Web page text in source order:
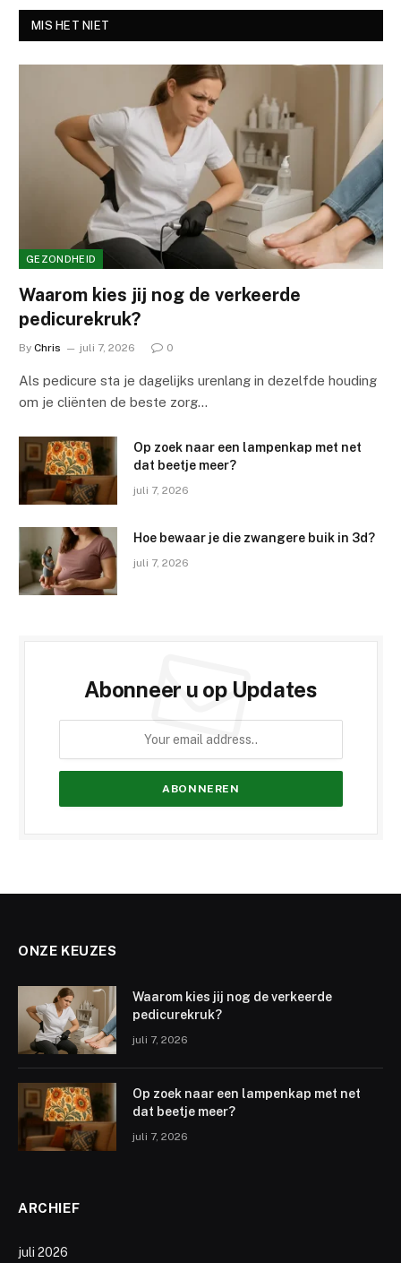
MIS HET NIET
GEZONDHEID
Waarom kies jij nog de verkeerde
pedicurekruk?
By Chris juli 7, 2026 0
Als pedicure sta je dagelijks urenlang in dezelfde houding
om je cliënten de beste zorg…
Op zoek naar een lampenkap met net
dat beetje meer?
juli 7, 2026
Hoe bewaar je die zwangere buik in 3d?
juli 7, 2026
Abonneer u op Updates
ONZE KEUZES
Waarom kies jij nog de verkeerde
pedicurekruk?
juli 7, 2026
Op zoek naar een lampenkap met net
dat beetje meer?
juli 7, 2026
ARCHIEF
juli 2026